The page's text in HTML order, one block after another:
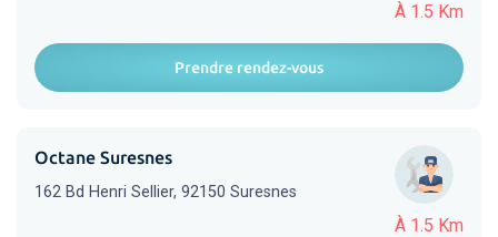
À 1.5 Km
Prendre rendez-vous
À 1.5 Km
Octane Suresnes
162 Bd Henri Sellier, 92150 Suresnes